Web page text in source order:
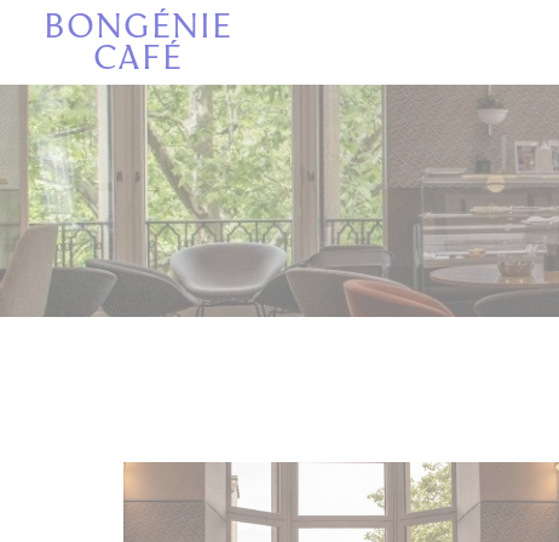
Panel pro správu cookies
BONGÉNIE
CAFÉ